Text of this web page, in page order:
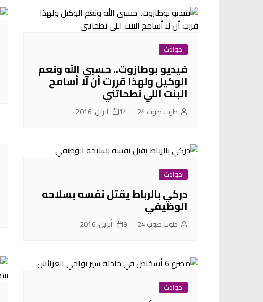
حوادث
فيديو بوطازوت.. حسبي الله ونعم
الوكيل ولهذا قررت أن لا أسامح
البنت اللي نطحاتني
طوب طوب 24 14 أبريل، 2016
حوادث
دركي بالرباط يقتل نفسه بسلاحه
الوظيفي
طوب طوب 24 9 أبريل، 2016
حوادث